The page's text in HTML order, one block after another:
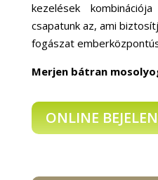
kezelések
csapatunk az, ami
fogászat
Merjen bátran
ONLINE